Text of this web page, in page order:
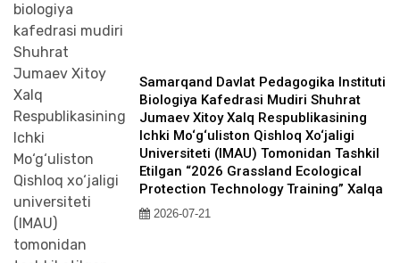
Samarqand Davlat Pedagogika Instituti
Biologiya Kafedrasi Mudiri Shuhrat
Jumaev Xitoy Xalq Respublikasining
Ichki Mo‘g‘uliston Qishloq Xo‘jaligi
Universiteti (IMAU) Tomonidan Tashkil
Etilgan “2026 Grassland Ecological
Protection Technology Training” Xalqa
2026-07-21